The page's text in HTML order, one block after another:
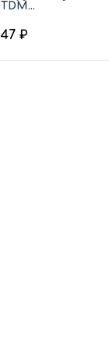
TDM...
47 ₽